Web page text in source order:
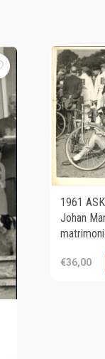
1961
Johan
€36,00